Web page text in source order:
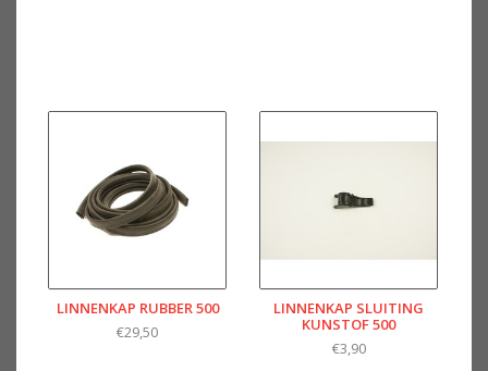
LINNENKAP RUBBER 500
€29,50
LINNENKAP SLUITING
KUNSTOF 500
€3,90